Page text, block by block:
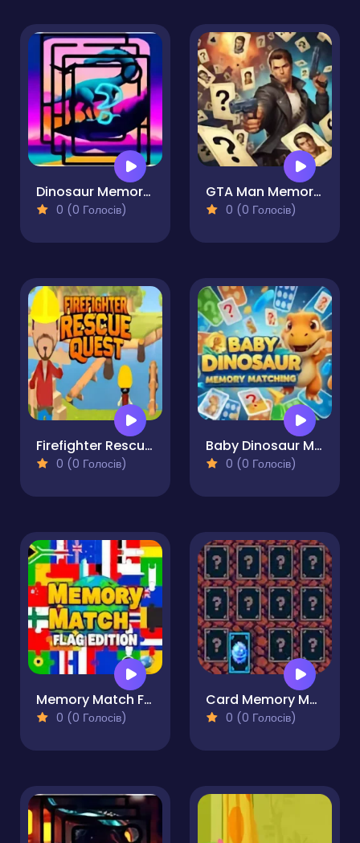
Dinosaur Memory Match
0 (0 Голосів)
GTA Man Memory Card & Matching Game
0 (0 Голосів)
Firefighter Rescue Quest
0 (0 Голосів)
Baby Dinosaur Memory Matching
0 (0 Голосів)
Memory Match Flag Edition
0 (0 Голосів)
Card Memory Match
0 (0 Голосів)